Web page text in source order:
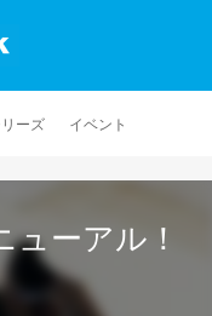
ーズ イベント
ーアル！